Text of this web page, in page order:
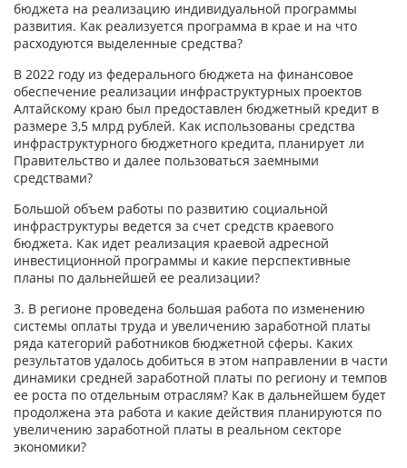
бюджета на реализацию индивидуальной программы
развития. Как реализуется программа в крае и на что
расходуются выделенные средства?
В 2022 году из федерального бюджета на финансовое
обеспечение реализации инфраструктурных проектов
Алтайскому краю был предоставлен бюджетный кредит в
размере 3,5 млрд рублей. Как использованы средства
инфраструктурного бюджетного кредита, планирует ли
Правительство и далее пользоваться заемными
средствами?
Большой объем работы по развитию социальной
инфраструктуры ведется за счет средств краевого
бюджета. Как идет реализация краевой адресной
инвестиционной программы и какие перспективные
планы по дальнейшей ее реализации?
3. В регионе проведена большая работа по изменению
системы оплаты труда и увеличению заработной платы
ряда категорий работников бюджетной сферы. Каких
результатов удалось добиться в этом направлении в части
динамики средней заработной платы по региону и темпов
ее роста по отдельным отраслям? Как в дальнейшем будет
продолжена эта работа и какие действия планируются по
увеличению заработной платы в реальном секторе
экономики?